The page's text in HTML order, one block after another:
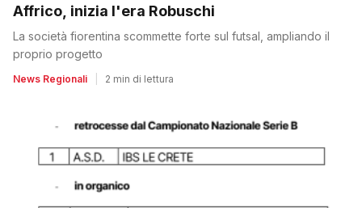
Affrico, inizia l'era Robuschi
La società fiorentina scommette forte sul futsal, ampliando il
proprio progetto
News Regionali 2 min di lettura